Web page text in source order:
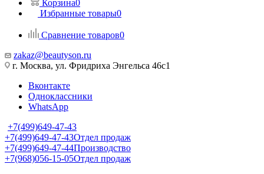
Корзина0
Избранные товары0
Сравнение товаров0
zakaz@beautyson.ru
г. Москва, ул. Фридриха Энгельса 46с1
Вконтакте
Одноклассники
WhatsApp
+7(499)649-47-43
+7(499)649-47-43Отдел продаж
+7(499)649-47-44Производство
+7(968)056-15-05Отдел продаж